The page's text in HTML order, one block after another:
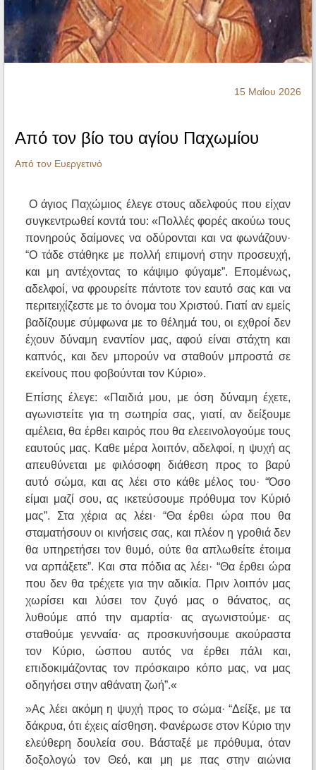
Ηχητικά
15 Μαΐου 2026
Από τον βίο του αγίου Παχωμίου
Από τον Ευεργετινό
Ο άγιος Παχώμιος έλεγε στους αδελφούς που είχαν
συγκεντρωθεί κοντά του: «Πολλές φορές ακούω τους
πονηρούς δαίμονες να οδύρονται και να φωνάζουν·
“Ο τάδε στάθηκε με πολλή επιμονή στην προσευχή,
και μη αντέχοντας το κάψιμο φύγαμε”. Επομένως,
αδελφοί, να φρουρείτε πάντοτε τον εαυτό σας και να
περιτειχίζεστε με το όνομα του Χριστού. Γιατί αν εμείς
βαδίζουμε σύμφωνα με το θέλημά του, οι εχθροί δεν
έχουν δύναμη εναντίον μας, αφού είναι στάχτη και
καπνός, και δεν μπορούν να σταθούν μπροστά σε
εκείνους που φοβούνται τον Κύριο».
Επίσης έλεγε: «Παιδιά μου, με όση δύναμη έχετε,
αγωνιστείτε για τη σωτηρία σας, γιατί, αν δείξουμε
αμέλεια, θα έρθει καιρός που θα ελεεινολογούμε τους
εαυτούς μας. Καθε μέρα λοιπόν, αδελφοί, η ψυχή ας
απευθύνεται με φιλόσοφη διάθεση προς το βαρύ
αυτό σώμα, και ας λέει στο κάθε μέλος του· “Όσο
είμαι μαζί σου, ας ικετεύσουμε πρόθυμα τον Κύριό
μας”. Στα χέρια ας λέει· “Θα έρθει ώρα που θα
σταματήσουν οι κινήσεις σας, και πλέον η γροθιά δεν
θα υπηρετήσει τον θυμό, ούτε θα απλωθείτε έτοιμα
να αρπάξετε”. Και στα πόδια ας λέει· “Θα έρθει ώρα
που δεν θα τρέχετε για την αδικία. Πριν λοιπόν μας
χωρίσει και λύσει τον ζυγό μας ο θάνατος, ας
λυθούμε από την αμαρτία· ας αγωνιστούμε· ας
σταθούμε γενναία· ας προσκυνήσουμε ακούραστα
τον Κύριο, ώσπου αυτός να έρθει πάλι και,
επιδοκιμάζοντας τον πρόσκαιρο κόπο μας, να μας
οδηγήσει στην αθάνατη ζωή”.«
»Ας λέει ακόμη η ψυχή προς το σώμα· “Δείξε, με τα
δάκρυα, ότι έχεις αίσθηση. Φανέρωσε στον Κύριο την
ελεύθερη δουλεία σου. Βάσταξέ με πρόθυμα, όταν
δοξολογώ τον Θεό, και μη με πας στην αιώνια